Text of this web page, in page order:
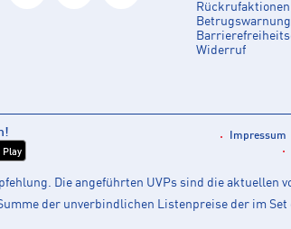
Rückrufaktionen
Widerruf
Play
Impressum
Die angeführten UVPs sind die
der unverbindlichen Listenpreise der im